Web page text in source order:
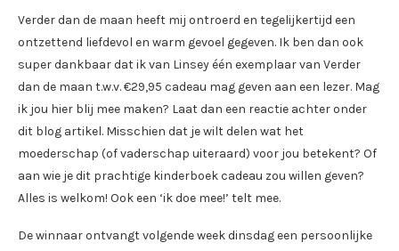
Verder dan de maan heeft mij ontroerd en tegelijkertijd een
ontzettend liefdevol en warm gevoel gegeven. Ik ben dan ook
super dankbaar dat ik van Linsey één exemplaar van Verder
dan de maan t.w.v. €29,95 cadeau mag geven aan een lezer. Mag
ik jou hier blij mee maken? Laat dan een reactie achter onder
dit blog artikel. Misschien dat je wilt delen wat het
moederschap (of vaderschap uiteraard) voor jou betekent? Of
aan wie je dit prachtige kinderboek cadeau zou willen geven?
Alles is welkom! Ook een ‘ik doe mee!’ telt mee.
De winnaar ontvangt volgende week dinsdag een persoonlijke